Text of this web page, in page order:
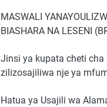
MASWALI
BIASHARA NA LESENI
Jinsi ya kupata cheti
zilizosajiliwa nje ya
Hatua ya Usajili wa